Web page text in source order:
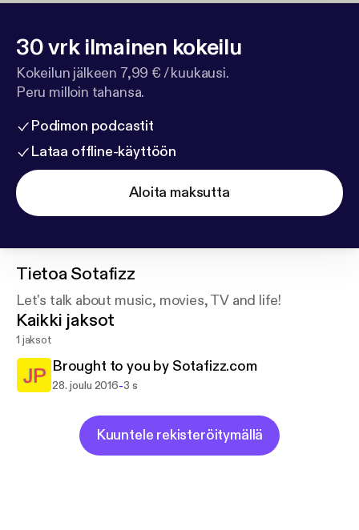
30 vrk ilmainen kokeilu
Kokeilun jälkeen 7,99 € / kuukausi.
Peru milloin tahansa.
Podimon podcastit
Lataa offline-käyttöön
Aloita maksutta
Tietoa Sotafizz
Let's talk about music, movies, TV and life!
Kaikki jaksot
1 jaksot
Brought to you by Sotafizz.com
28. joulu 2016-3 s
Kuuntele rekisteröitymällä